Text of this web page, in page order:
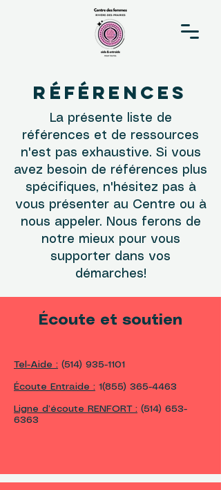
RÉFÉRENCES
La présente liste de
références et de ressources
n'est pas exhaustive. Si vous
avez besoin de références plus
spécifiques, n'hésitez pas à
vous présenter au Centre ou à
nous appeler. Nous ferons de
notre mieux pour vous
supporter dans vos
démarches!
Écoute et soutien
Tel-Aide : (514) 935-1101
Écoute Entraide : 1(855) 365-4463
Ligne d’écoute RENFORT : (514) 653-
6363